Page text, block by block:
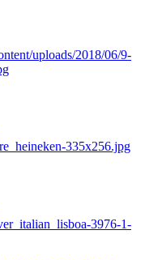
uploads/2018/06/9-
335x256.jpg
3976-1-